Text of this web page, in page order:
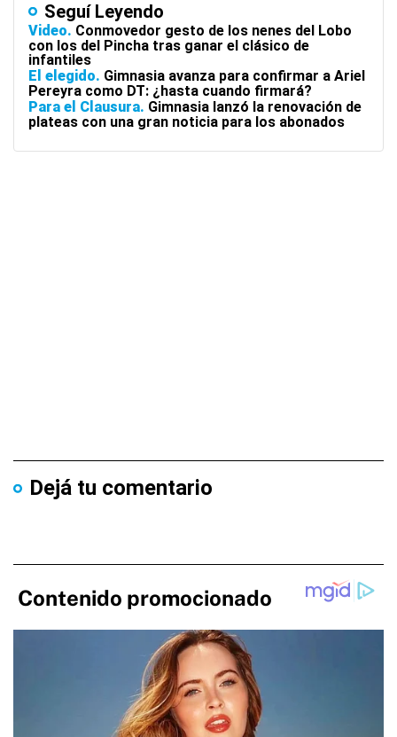
Seguí Leyendo
Video Conmovedor gesto de los nenes del Lobo
con los del Pincha tras ganar el clásico de
infantiles
El elegido Gimnasia avanza para confirmar a Ariel
Pereyra como DT: ¿hasta cuando firmará?
Para el Clausura Gimnasia lanzó la renovación de
plateas con una gran noticia para los abonados
Dejá tu comentario